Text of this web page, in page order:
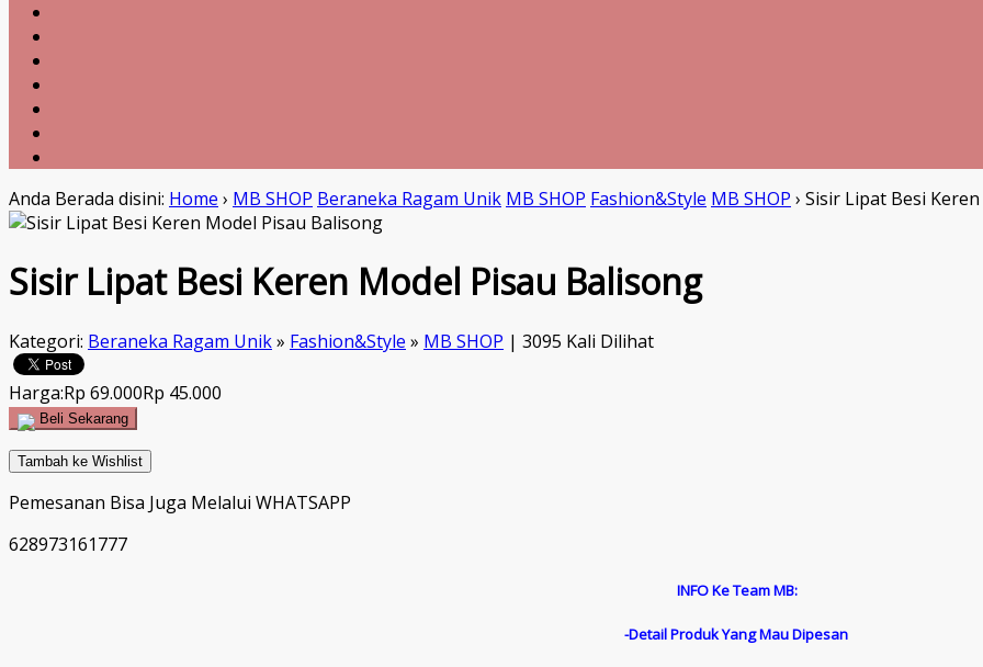
Anda Berada disini: Home › MB SHOP Beraneka Ragam Unik MB SHOP Fashion&Style MB SHOP › Sisir Lipat Besi
Sisir Lipat Besi Keren Model Pisau Balisong
Kategori: Beraneka Ragam Unik» Fashion&Style » MB SHOP | 3095 Kali Dilihat
Harga:Rp 69.000Rp 45.000
Beli Sekarang
Tambah ke Wishlist
Pemesanan Bisa Juga Melalui WHATSAPP
628973161777
INFO Ke Team MB:
-Detail Produk Yang Mau Dipesan